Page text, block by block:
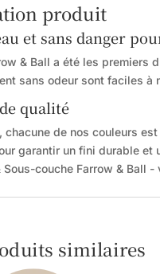
produit
et sans danger
& Ball a été les premiers
sans odeur sont faciles à
qualité
chacune de nos couleurs
garantir un fini durable et
Sous-couche Farrow & Ball
similaires